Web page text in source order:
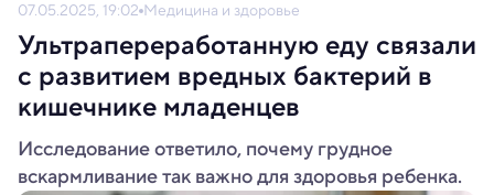
07.05.2025, 19:02 Медицина и здоровье
Ультрапереработанную еду связали
с развитием вредных бактерий в
кишечнике младенцев
Исследование ответило, почему грудное
вскармливание так важно для здоровья ребенка.